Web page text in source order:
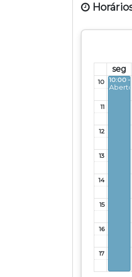
seg
10
11
12
13
14
15
16
17
10:00 -